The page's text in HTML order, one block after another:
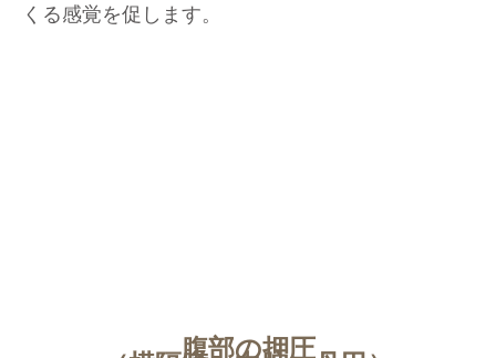
くる感覚を促します。
腹部の押圧